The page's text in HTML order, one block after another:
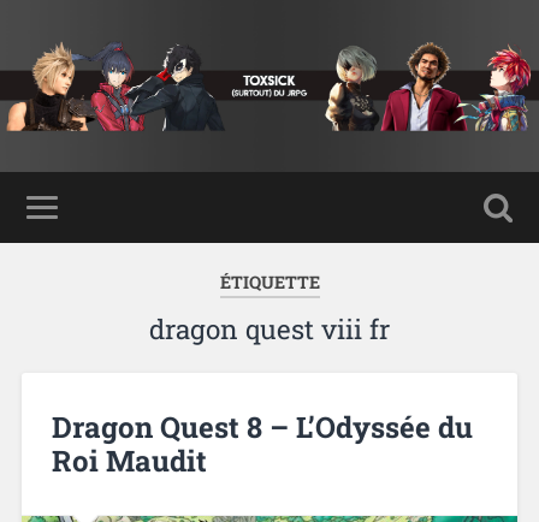
ÉTIQUETTE
dragon quest viii fr
Dragon Quest 8 – L’Odyssée du
Roi Maudit